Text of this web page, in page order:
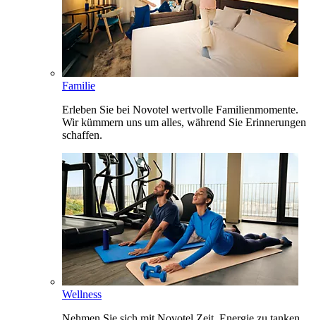
Familie
Erleben Sie bei Novotel wertvolle Familienmomente.
Wir kümmern uns um alles, während Sie Erinnerungen
schaffen.
Wellness